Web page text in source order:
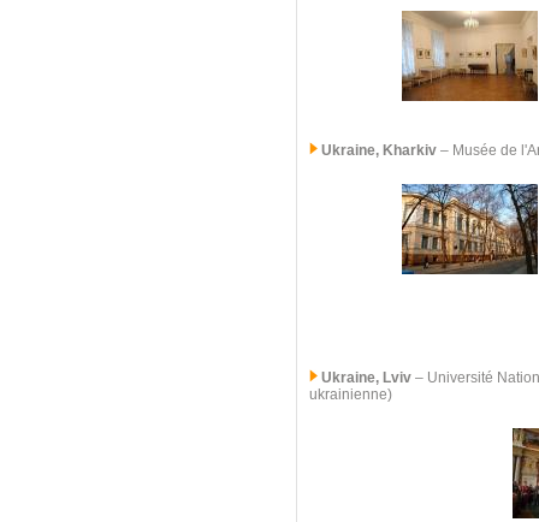
Ukraine, Kharkiv – Musée de
Ukraine, Lviv – Université
ukrainienne)